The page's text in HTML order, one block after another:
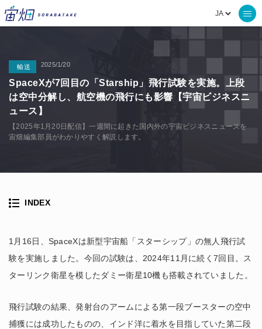
輸送 2025/1/20
SpaceXが7回目の「Starship」飛行試験を実施。上段
は空中分解し、航空機の飛行にも影響【宇宙ビジネスニ
ュース】
【2025年1月20日配信】一週間に起きた国内外の宇宙ビジネスニュースを
宙畑編集部員がわかりやすく解説します。
1月16日、SpaceXは新型宇宙船「スターシップ」の無人飛行試
験を実施しました。今回の試験は、2024年11月に続く7回目。ス
ターリンク衛星を模したダミー衛星10機も搭載されていました。
飛行試験の結果、発射台のアームによる第一段ブースターの空中
捕獲には成功したものの、インド洋に着水を目指していた第二段
INDEX